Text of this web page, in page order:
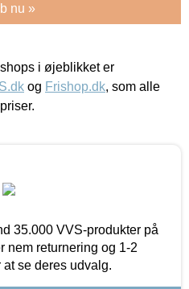
nu »
i øjeblikket er
og Frishop.dk, som alle
35.000 VVS-produkter på
nem returnering og 1-2
se deres udvalg.